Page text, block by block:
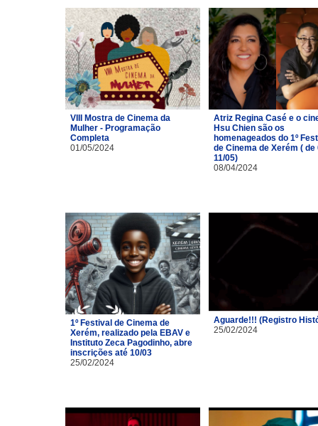
VIII Mostra de Cinema da
Mulher - Programação
Completa
01/05/2024
Atriz Regina Casé e o
Hsu Chien são os
homenageados do 1º
de Cinema de Xerém ( de
11/05)
08/04/2024
1º Festival de Cinema de
Xerém, realizado pela EBAV e
Instituto Zeca Pagodinho, abre
inscrições até 10/03
25/02/2024
Aguarde!!! (Registro
25/02/2024